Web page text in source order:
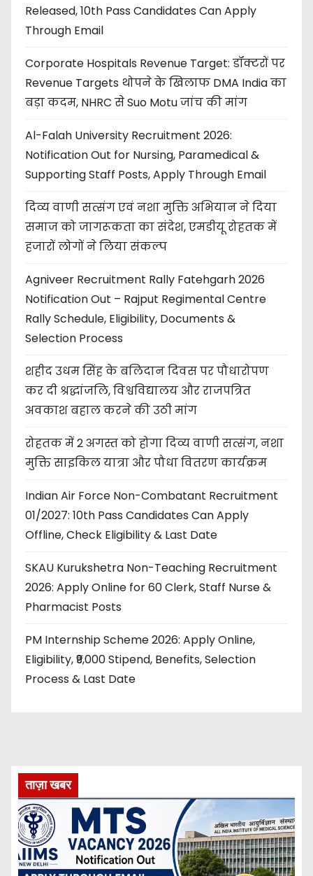
Released, 10th Pass Candidates Can Apply
Through Email
Corporate Hospitals Revenue Target: डॉक्टरों पर
Revenue Targets थोपने के खिलाफ DMA India का
बड़ा कदम, NHRC से Suo Motu जांच की मांग
Al-Falah University Recruitment 2026:
Notification Out for Nursing, Paramedical &
Supporting Staff Posts, Apply Through Email
दिव्य वाणी सत्संग एवं नशा मुक्ति अभियान ने दिया
समाज को जागरूकता का संदेश, एमडीयू रोहतक में
हजारों लोगों ने लिया संकल्प
Agniveer Recruitment Rally Fatehgarh 2026
Notification Out – Rajput Regimental Centre
Rally Schedule, Eligibility, Documents &
Selection Process
शहीद उधम सिंह के बलिदान दिवस पर पौधारोपण
कर दी श्रद्धांजलि, विश्वविद्यालय और राजपत्रित
अवकाश बहाल करने की उठी मांग
रोहतक में 2 अगस्त को होगा दिव्य वाणी सत्संग, नशा
मुक्ति साइकिल यात्रा और पौधा वितरण कार्यक्रम
Indian Air Force Non-Combatant Recruitment
01/2027: 10th Pass Candidates Can Apply
Offline, Check Eligibility & Last Date
SKAU Kurukshetra Non-Teaching Recruitment
2026: Apply Online for 60 Clerk, Staff Nurse &
Pharmacist Posts
PM Internship Scheme 2026: Apply Online,
Eligibility, ₹9,000 Stipend, Benefits, Selection
Process & Last Date
ताज़ा खबर